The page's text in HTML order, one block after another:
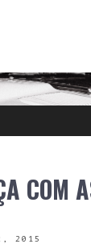
COM
2015